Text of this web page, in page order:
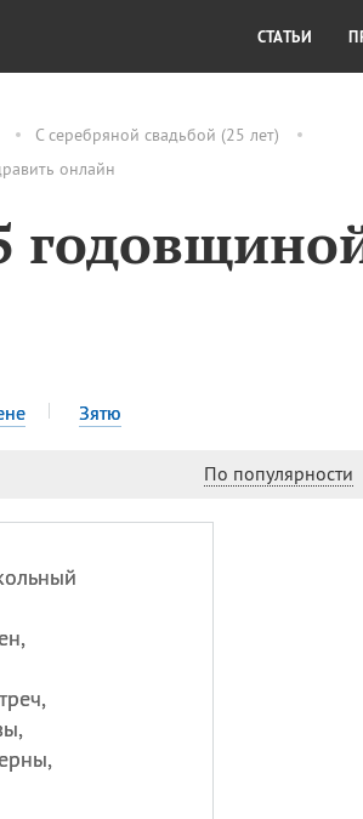
С серебряной свадьбой (25 лет)
онлайн
Зятю
По популярности
СТАТЬИ